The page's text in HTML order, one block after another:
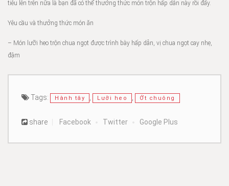
tiêu lên trên nữa là bạn đã có thể thưởng thức món trộn hấp dẫn này rồi đấy.
Yêu cầu và thưởng thức món ăn
– Món lưỡi heo trộn chua ngọt được trình bày hấp dẫn, vị chua ngọt cay nhẹ,
đậm
Tags: Hành tây Lưỡi heo Ớt chuông
share Facebook Twitter Google Plus